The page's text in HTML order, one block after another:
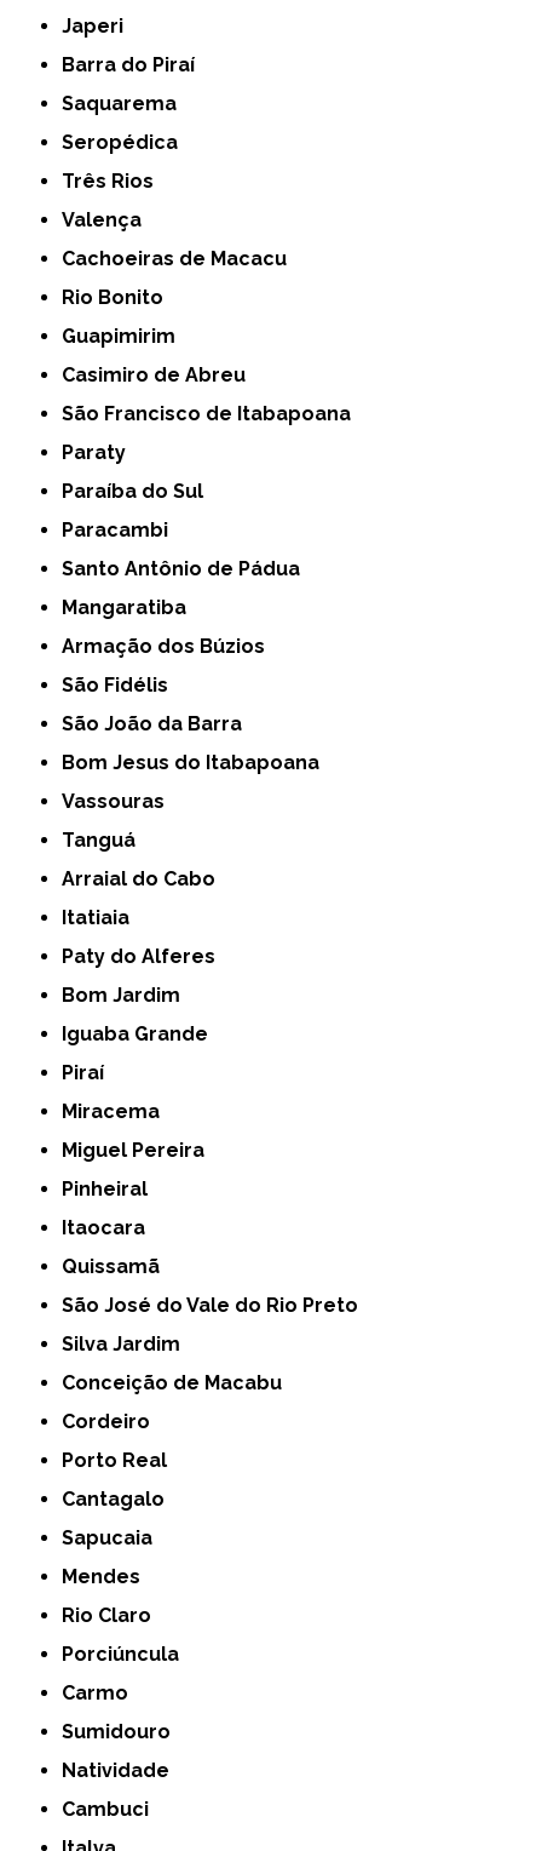
Japeri
Barra do Piraí
Saquarema
Seropédica
Três Rios
Valença
Cachoeiras de Macacu
Rio Bonito
Guapimirim
Casimiro de Abreu
São Francisco de Itabapoana
Paraty
Paraíba do Sul
Paracambi
Santo Antônio de Pádua
Mangaratiba
Armação dos Búzios
São Fidélis
São João da Barra
Bom Jesus do Itabapoana
Vassouras
Tanguá
Arraial do Cabo
Itatiaia
Paty do Alferes
Bom Jardim
Iguaba Grande
Piraí
Miracema
Miguel Pereira
Pinheiral
Itaocara
Quissamã
São José do Vale do Rio Preto
Silva Jardim
Conceição de Macabu
Cordeiro
Porto Real
Cantagalo
Sapucaia
Mendes
Rio Claro
Porciúncula
Carmo
Sumidouro
Natividade
Cambuci